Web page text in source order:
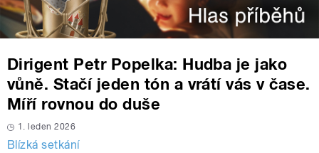
Dirigent Petr Popelka: Hudba je jako
vůně. Stačí jeden tón a vrátí vás v čase.
Míří rovnou do duše
1. leden 2026
Blízká setkání